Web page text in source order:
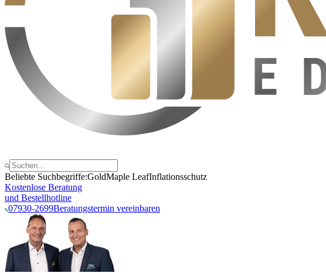
Beliebte Suchbegriffe:GoldMaple LeafInflationsschutz
Kostenlose Beratung
und Bestellhotline
07930-2699Beratungstermin vereinbaren